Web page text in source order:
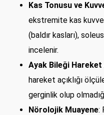
Kas Tonusu ve
ekstremite kas
(baldır kasları),
incelenir.
Ayak Bileği Hareket
hareket açıklığı
gerginlik olup
Nörolojik Muayene: